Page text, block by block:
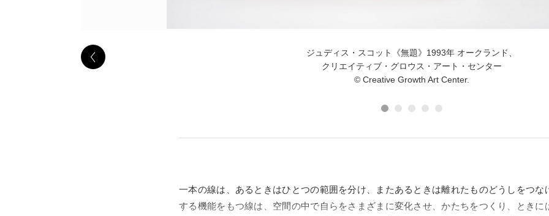
ジュディス・スコット《無題》1993年 オークランド、
クリエイティブ・グロウス・アート・センター
© Creative Growth Art Center.
一本の線は、あるときはひとつの範囲を分け、またあるときは離れたものどうしをつな
する機能をもつ線は、空間の中で自らをさまざまに変化させ、かたちをつくり、ときに